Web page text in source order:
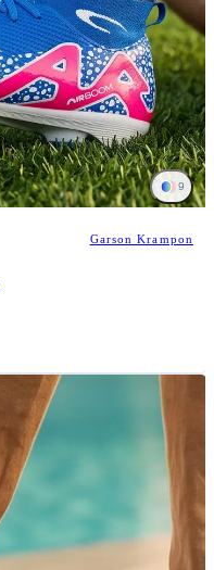
9
Garson Krampon